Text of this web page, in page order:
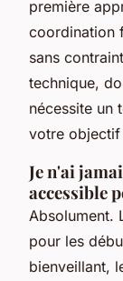
première
coordination
sans
technique,
nécessite un
votre objectif
Je n'ai
accessible
Absolument.
pour les
bienveillant,